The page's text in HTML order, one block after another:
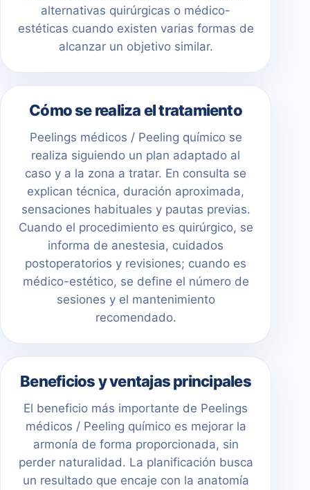
alternativas quirúrgicas o médico-
estéticas cuando existen varias formas de
alcanzar un objetivo similar.
Cómo se realiza el tratamiento
Peelings médicos / Peeling químico se
realiza siguiendo un plan adaptado al
caso y a la zona a tratar. En consulta se
explican técnica, duración aproximada,
sensaciones habituales y pautas previas.
Cuando el procedimiento es quirúrgico, se
informa de anestesia, cuidados
postoperatorios y revisiones; cuando es
médico-estético, se define el número de
sesiones y el mantenimiento
recomendado.
Beneficios y ventajas principales
El beneficio más importante de Peelings
médicos / Peeling químico es mejorar la
armonía de forma proporcionada, sin
perder naturalidad. La planificación busca
un resultado que encaje con la anatomía